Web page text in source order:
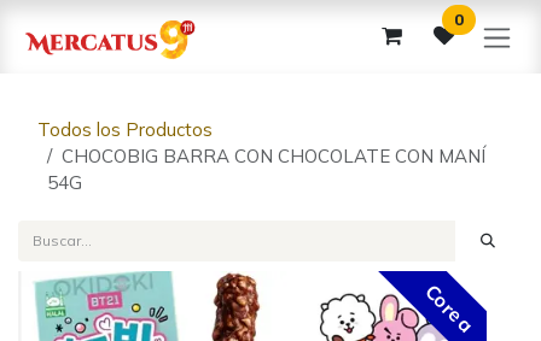
0
Todos los Productos
CHOCOBIG BARRA CON CHOCOLATE CON MANÍ
54G
Corea